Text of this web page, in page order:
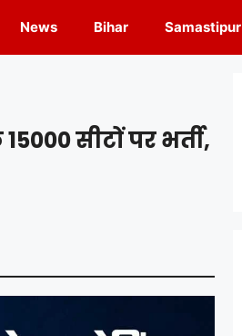
News Bihar Samastipur
सीटों पर भर्ती,